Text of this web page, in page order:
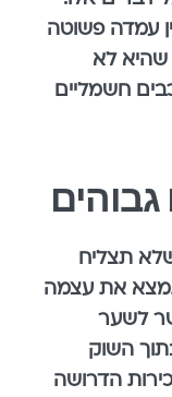
עמדה פשוטה
שהיא לא
חשמליים
תצליח
את עצמה
לשער
השוק
הדרושה